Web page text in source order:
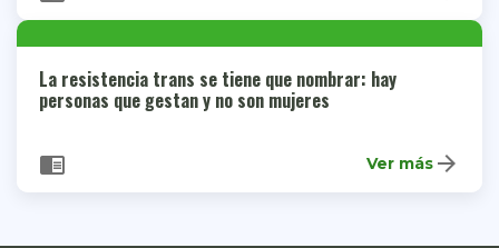
La resistencia trans se tiene que nombrar: hay
personas que gestan y no son mujeres
chrome_reader_mode Ver más arrow_forward